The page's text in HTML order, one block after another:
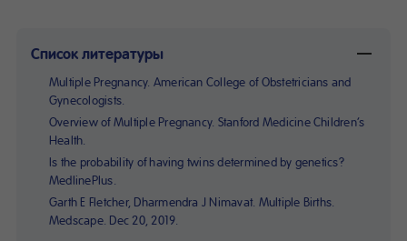
Список литературы
Multiple Pregnancy. American College of Obstetricians and
Gynecologists.
Overview of Multiple Pregnancy. Stanford Medicine Children’s
Health.
Is the probability of having twins determined by genetics?
MedlinePlus.
Garth E Fletcher, Dharmendra J Nimavat. Multiple Births.
Medscape. Dec 20, 2019.